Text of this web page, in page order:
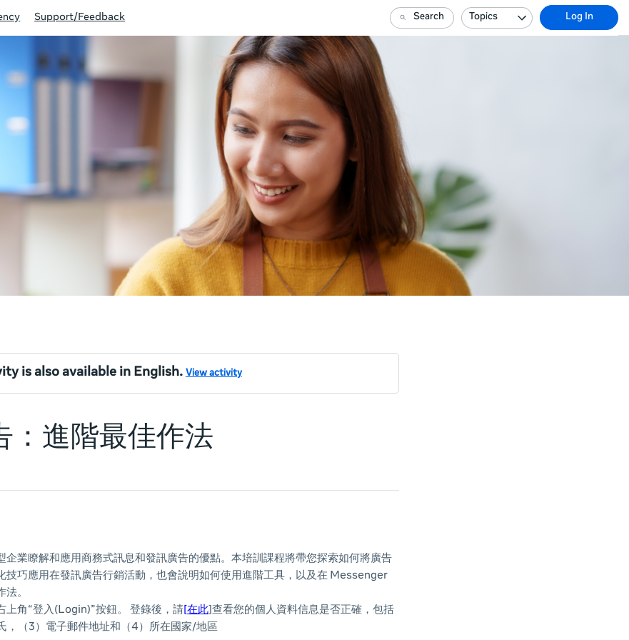
Support/Feedback Search Topics Log In
is also available in English. View activity
：進階最佳作法
企業瞭解和應用商務式訊息和發訊廣告的優點。本培訓課程將帶您探索如何將廣告
技巧應用在發訊廣告行銷活動，也會說明如何使用進階工具，以及在 Messenger
法。
上角“登入(Login)”按鈕。 登錄後，請[在此]查看您的個人資料信息是否正確，包括
，（3）電子郵件地址和（4）所在國家/地區